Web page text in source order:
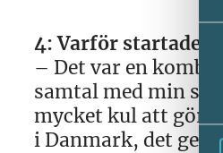
4: Varför startade
– Det var en
samtal med min
mycket kul att göra
i Danmark, det ger